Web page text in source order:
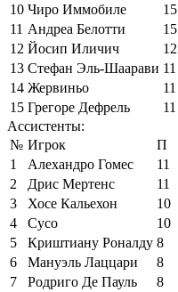
10 Чиро Иммобиле
15
11 Андреа Белотти
15
12 Йосип Иличич
12
13 Стефан Эль-Шаарави 11
14 Жервиньо
11
15 Грегоре Дефрель
11
Ассистенты:
№ Игрок
П
1
Алехандро Гомес
11
2
Дрис Мертенс
11
3
Хосе Кальехон
10
4
Сусо
10
5
Криштиану Роналду 8
6
Мануэль Лаццари
8
7
Родриго Де Пауль
8